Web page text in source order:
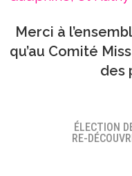
Merci à
qu’au Comité
des
ÉLECTION
RE-